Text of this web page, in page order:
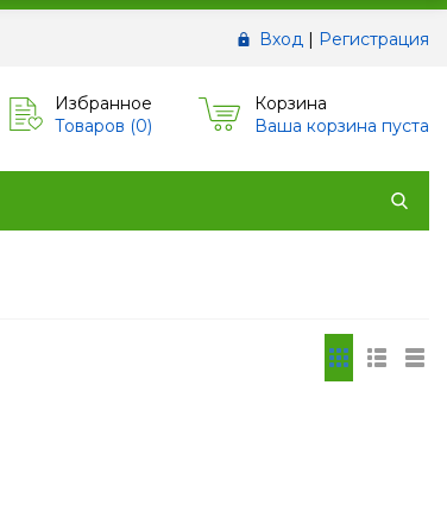
Вход | Регистрация
Избранное
Товаров (0)
Корзина
Ваша корзина пуста